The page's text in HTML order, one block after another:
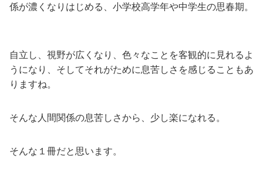
係が濃くなりはじめる、小学校高学年や中学生の思春期。
自立し、視野が広くなり、色々なことを客観的に見れるよ
うになり、そしてそれがために息苦しさを感じることもあ
りますね。
そんな人間関係の息苦しさから、少し楽になれる。
そんな１冊だと思います。